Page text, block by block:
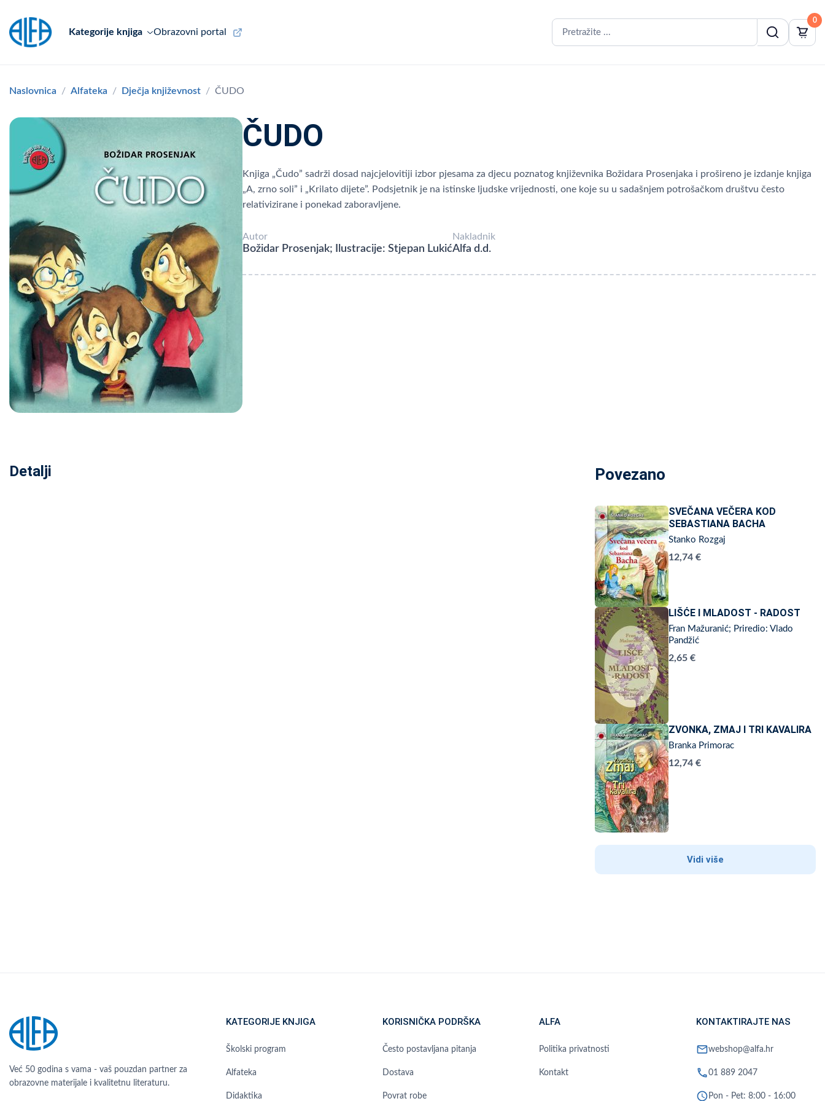
Kategorije knjiga Obrazovni portal
0
Naslovnica Alfateka Dječja književnost ČUDO
ČUDO
Knjiga „Čudo” sadrži dosad najcjelovitiji izbor pjesama za djecu poznatog književnika Božidara Prosenjaka i prošireno je izdanje knjiga
„A, zrno soli” i „Krilato dijete”. Podsjetnik je na istinske ljudske vrijednosti, one koje su u sadašnjem potrošačkom društvu često
relativizirane i ponekad zaboravljene.
Autor
Božidar Prosenjak; Ilustracije: Stjepan Lukić
Nakladnik
Alfa d.d.
Detalji Povezano
SVEČANA VEČERA KOD
SEBASTIANA BACHA
Stanko Rozgaj
12,74 €
LIŠĆE I MLADOST - RADOST
Fran Mažuranić; Priredio: Vlado
Pandžić
2,65 €
ZVONKA, ZMAJ I TRI KAVALIRA
Branka Primorac
12,74 €
Vidi više
Već 50 godina s vama - vaš pouzdan partner za
obrazovne materijale i kvalitetnu literaturu.
KATEGORIJE KNJIGA
Školski program
Alfateka
Didaktika
KORISNIČKA PODRŠKA
Često postavljana pitanja
Dostava
Povrat robe
ALFA
Politika privatnosti
Kontakt
KONTAKTIRAJTE NAS
mailwebshop@alfa.hr
phone01 889 2047
schedule Pon - Pet: 8:00 - 16:00